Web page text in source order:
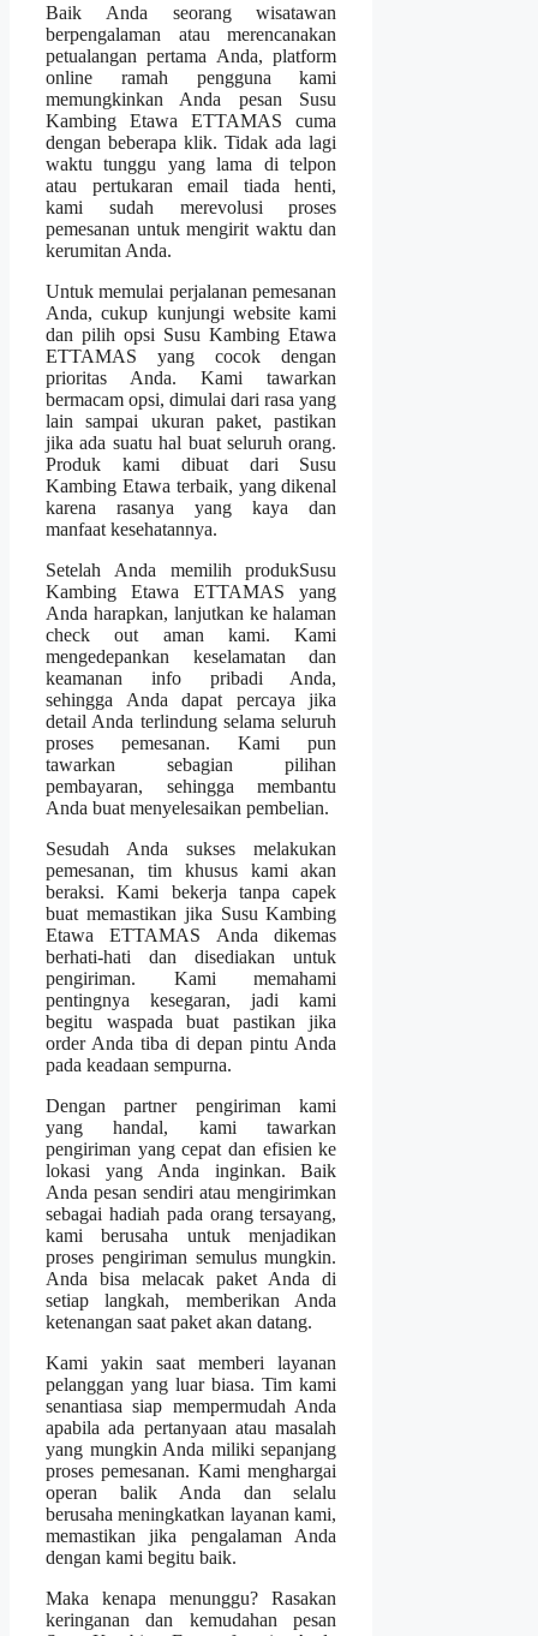
Baik Anda seorang wisatawan
berpengalaman atau merencanakan
petualangan pertama Anda, platform
online ramah pengguna kami
memungkinkan Anda pesan Susu
Kambing Etawa ETTAMAS cuma
dengan beberapa klik. Tidak ada lagi
waktu tunggu yang lama di telpon
atau pertukaran email tiada henti,
kami sudah merevolusi proses
pemesanan untuk mengirit waktu dan
kerumitan Anda.
Untuk memulai perjalanan pemesanan
Anda, cukup kunjungi website kami
dan pilih opsi Susu Kambing Etawa
ETTAMAS yang cocok dengan
prioritas Anda. Kami tawarkan
bermacam opsi, dimulai dari rasa yang
lain sampai ukuran paket, pastikan
jika ada suatu hal buat seluruh orang.
Produk kami dibuat dari Susu
Kambing Etawa terbaik, yang dikenal
karena rasanya yang kaya dan
manfaat kesehatannya.
Setelah Anda memilih produkSusu
Kambing Etawa ETTAMAS yang
Anda harapkan, lanjutkan ke halaman
check out aman kami. Kami
mengedepankan keselamatan dan
keamanan info pribadi Anda,
sehingga Anda dapat percaya jika
detail Anda terlindung selama seluruh
proses pemesanan. Kami pun
tawarkan sebagian pilihan
pembayaran, sehingga membantu
Anda buat menyelesaikan pembelian.
Sesudah Anda sukses melakukan
pemesanan, tim khusus kami akan
beraksi. Kami bekerja tanpa capek
buat memastikan jika Susu Kambing
Etawa ETTAMAS Anda dikemas
berhati-hati dan disediakan untuk
pengiriman. Kami memahami
pentingnya kesegaran, jadi kami
begitu waspada buat pastikan jika
order Anda tiba di depan pintu Anda
pada keadaan sempurna.
Dengan partner pengiriman kami
yang handal, kami tawarkan
pengiriman yang cepat dan efisien ke
lokasi yang Anda inginkan. Baik
Anda pesan sendiri atau mengirimkan
sebagai hadiah pada orang tersayang,
kami berusaha untuk menjadikan
proses pengiriman semulus mungkin.
Anda bisa melacak paket Anda di
setiap langkah, memberikan Anda
ketenangan saat paket akan datang.
Kami yakin saat memberi layanan
pelanggan yang luar biasa. Tim kami
senantiasa siap mempermudah Anda
apabila ada pertanyaan atau masalah
yang mungkin Anda miliki sepanjang
proses pemesanan. Kami menghargai
operan balik Anda dan selalu
berusaha meningkatkan layanan kami,
memastikan jika pengalaman Anda
dengan kami begitu baik.
Maka kenapa menunggu? Rasakan
keringanan dan kemudahan pesan